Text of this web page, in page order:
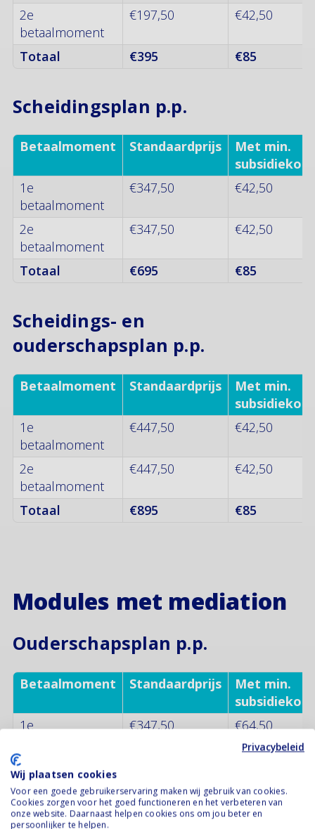
2e
betaalmoment
€197,50 €42,50
Totaal €395 €85
Scheidingsplan p.p.
Betaalmoment Standaardprijs
Met min.
1e
betaalmoment
€347,50 €42,50
2e
betaalmoment
€347,50 €42,50
Totaal €695 €85
Scheidings- en
ouderschapsplan p.p.
Betaalmoment Standaardprijs
Met min.
1e
betaalmoment
€447,50 €42,50
2e
betaalmoment
€447,50 €42,50
Totaal €895 €85
Modules met mediation
Ouderschapsplan p.p.
Betaalmoment Standaardprijs
Met min.
1e
€347,50 €64,50
2e
betaalmoment
Totaal €695 €129
Privacybeleid
Wij plaatsen cookies
Voor een goede gebruikerservaring maken wij gebruik van cookies.
Cookies zorgen voor het goed functioneren en het verbeteren van
onze website. Daarnaast helpen cookies ons om jou beter en
persoonlijker te helpen.